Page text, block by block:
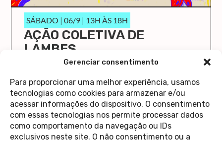
Gerenciar consentimento
Para proporcionar uma melhor experiência, usamos
tecnologias como cookies para armazenar e/ou
acessar informações do dispositivo. O consentimento
com essas tecnologias nos permite processar dados
como comportamento da navegação ou IDs
exclusivos neste site. O não consentimento ou a
SÁBADO | 06/9 | 13H ÀS 18H
AÇÃO COLETIVA DE
LAMBES
O Cola Aqui/Stick Here vai ocupar a Casa 1 de
saiba mais